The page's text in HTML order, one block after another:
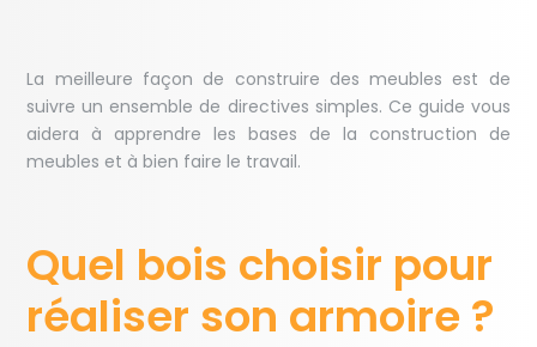
La meilleure façon de construire des meubles est de
suivre un ensemble de directives simples. Ce guide vous
aidera à apprendre les bases de la construction de
meubles et à bien faire le travail.
Quel bois choisir pour
réaliser son armoire ?